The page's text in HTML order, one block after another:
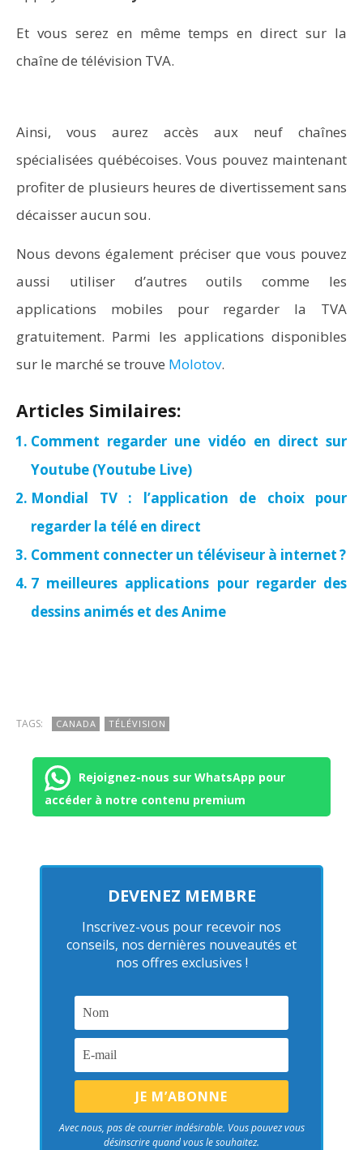
Et vous serez en même temps en direct sur la
chaîne de télévision TVA.
Ainsi, vous aurez accès aux neuf chaînes
spécialisées québécoises. Vous pouvez maintenant
profiter de plusieurs heures de divertissement sans
décaisser aucun sou.
Nous devons également préciser que vous pouvez
aussi utiliser d’autres outils comme les
applications mobiles pour regarder la TVA
gratuitement. Parmi les applications disponibles
sur le marché se trouve Molotov.
Articles Similaires:
Comment regarder une vidéo en direct sur
Youtube (Youtube Live)
Mondial TV : l’application de choix pour
regarder la télé en direct
Comment connecter un téléviseur à internet ?
7 meilleures applications pour regarder des
dessins animés et des Anime
TAGS: CANADA TÉLÉVISION
Rejoignez-nous sur WhatsApp pour
accéder à notre contenu premium
DEVENEZ MEMBRE
Inscrivez-vous pour recevoir nos
conseils, nos dernières nouveautés et
nos offres exclusives !
Avec nous, pas de courrier indésirable. Vous pouvez vous
désinscrire quand vous le souhaitez.